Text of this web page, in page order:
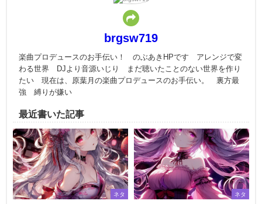
brgsw719
楽曲プロデュースのお手伝い！ のぶあきHPです アレンジで変
わる世界 DJより音源いじり まだ聴いたことのない世界を作り
たい 現在は、原葉月の楽曲プロデュースのお手伝い。 裏方最
強 縛りが嫌い
最近書いた記事
ネタ ネタ